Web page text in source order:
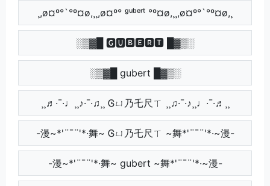
¸,ø¤º°`°º¤ø,¸¸,ø¤º° ᵍᵘᵇᵉʳᵗ °º¤ø,¸¸,ø¤º°`°º¤ø,¸
░▒▓█ 🅶🆄🅱🅴🆁🆃 █▓▒░
░▒▓█ gubert █▓▒░
¸¸♬·¯·♩¸¸♪·¯·♫¸¸ Ꮆㄩ乃乇尺ㄒ ¸¸♫·¯·♪¸¸♩·¯·♬¸¸
-漫~*'¨¯¨'*·舞~ Ꮆㄩ乃乇尺ㄒ ~舞*'¨¯¨'*·~漫-
-漫~*'¨¯¨'*·舞~ gubert ~舞*'¨¯¨'*·~漫-